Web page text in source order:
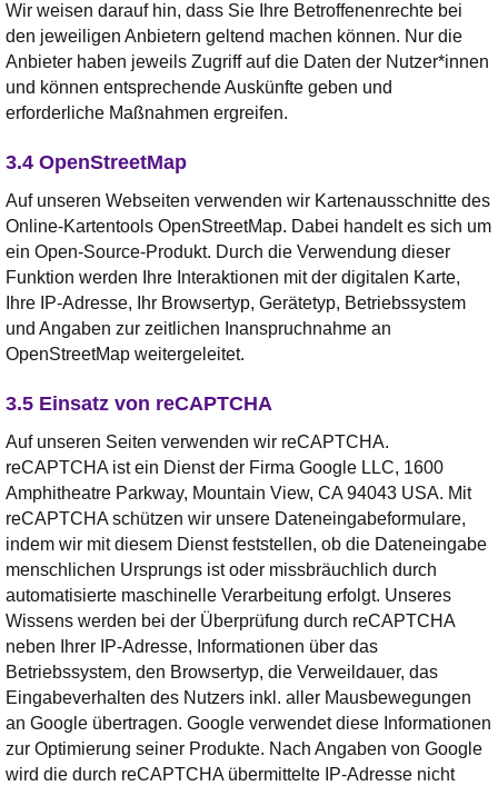
Wir weisen darauf hin, dass Sie Ihre Betroffenenrechte bei
den jeweiligen Anbietern geltend machen können. Nur die
Anbieter haben jeweils Zugriff auf die Daten der Nutzer*innen
und können entsprechende Auskünfte geben und
erforderliche Maßnahmen ergreifen.
3.4 OpenStreetMap
Auf unseren Webseiten verwenden wir Kartenausschnitte des
Online-Kartentools OpenStreetMap. Dabei handelt es sich um
ein Open-Source-Produkt. Durch die Verwendung dieser
Funktion werden Ihre Interaktionen mit der digitalen Karte,
Ihre IP-Adresse, Ihr Browsertyp, Gerätetyp, Betriebssystem
und Angaben zur zeitlichen Inanspruchnahme an
OpenStreetMap weitergeleitet.
3.5 Einsatz von reCAPTCHA
Auf unseren Seiten verwenden wir reCAPTCHA.
reCAPTCHA ist ein Dienst der Firma Google LLC, 1600
Amphitheatre Parkway, Mountain View, CA 94043 USA. Mit
reCAPTCHA schützen wir unsere Dateneingabeformulare,
indem wir mit diesem Dienst feststellen, ob die Dateneingabe
menschlichen Ursprungs ist oder missbräuchlich durch
automatisierte maschinelle Verarbeitung erfolgt. Unseres
Wissens werden bei der Überprüfung durch reCAPTCHA
neben Ihrer IP-Adresse, Informationen über das
Betriebssystem, den Browsertyp, die Verweildauer, das
Eingabeverhalten des Nutzers inkl. aller Mausbewegungen
an Google übertragen. Google verwendet diese Informationen
zur Optimierung seiner Produkte. Nach Angaben von Google
wird die durch reCAPTCHA übermittelte IP-Adresse nicht